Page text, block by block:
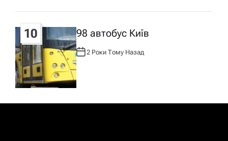
10 98 автобус Київ
А
В
Т
Р
:
2 Роки Тому Назад